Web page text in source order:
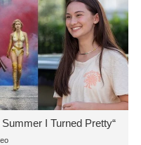
Summer I Turned Pretty“